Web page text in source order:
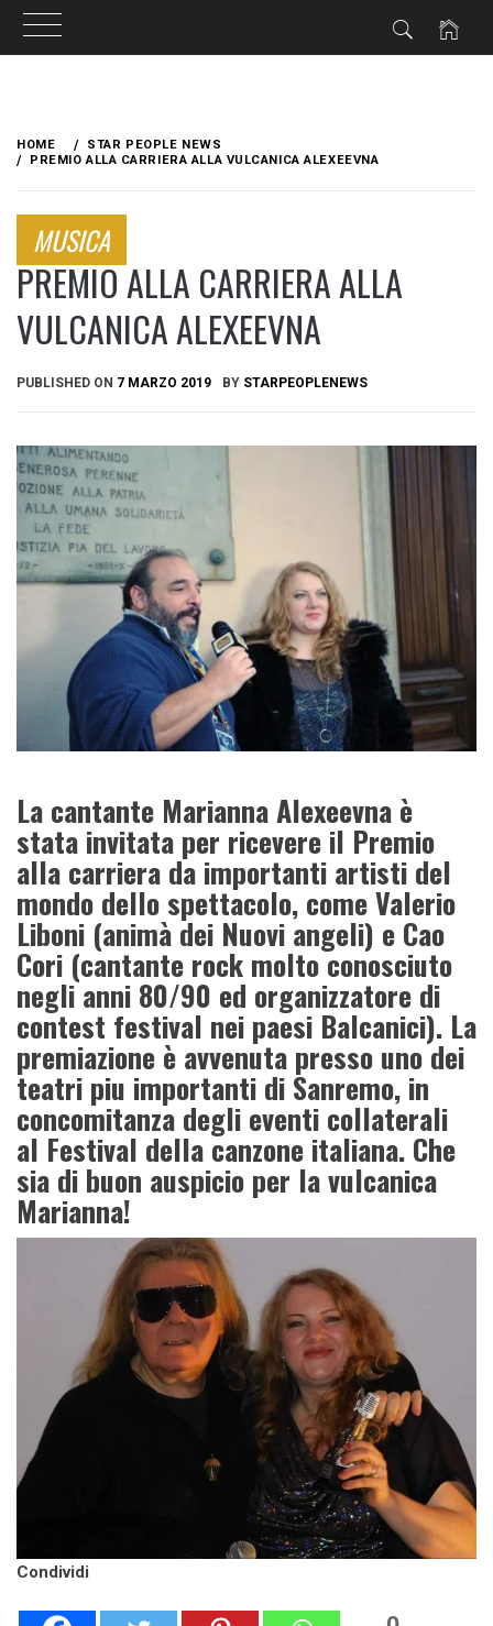
content
HOME
STAR PEOPLE NEWS
PREMIO ALLA CARRIERA ALLA VULCANICA ALEXEEVNA
MUSICA
PREMIO ALLA CARRIERA ALLA
VULCANICA ALEXEEVNA
PUBLISHED ON 7 MARZO 2019 BY STARPEOPLENEWS
La cantante Marianna Alexeevna è
stata invitata per ricevere il Premio
alla carriera da importanti artisti del
mondo dello spettacolo, come Valerio
Liboni (animà dei Nuovi angeli) e Cao
Cori (cantante rock molto conosciuto
negli anni 80/90 ed organizzatore di
contest festival nei paesi Balcanici). La
premiazione è avvenuta presso uno dei
teatri piu importanti di Sanremo, in
concomitanza degli eventi collaterali
al Festival della canzone italiana. Che
sia di buon auspicio per la vulcanica
Marianna!
Condividi